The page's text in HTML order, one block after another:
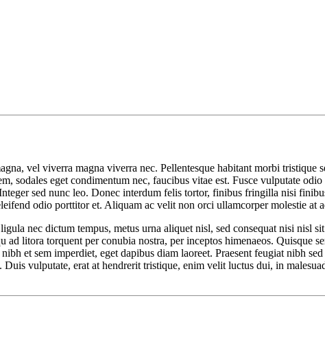
vel viverra magna viverra nec. Pellentesque habitant morbi tristique
sodales eget condimentum nec, faucibus vitae est. Fusce vulputate
sed nunc leo. Donec interdum felis tortor, finibus fringilla nisi
odio porttitor et. Aliquam ac velit non orci ullamcorper molestie at
nec dictum tempus, metus urna aliquet nisl, sed consequat nisi nisl
litora torquent per conubia nostra, per inceptos himenaeos. Quisque
et sem imperdiet, eget dapibus diam laoreet. Praesent feugiat nibh
vulputate, erat at hendrerit tristique, enim velit luctus dui, in